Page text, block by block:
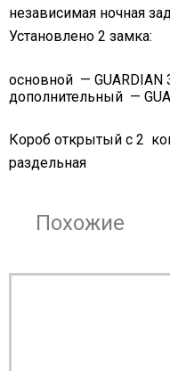
независимая ночная
Установлено 2 замка:
основной — GUARDIAN
дополнительный —
Короб открытый с 2
раздельная
Похожие